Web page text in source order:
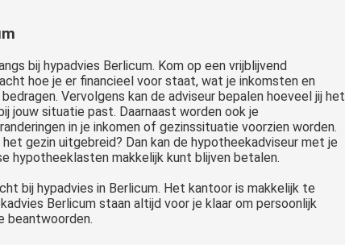
bij hypadvies Berlicum. Kom op een vrijblijvend
hoe je er financieel voor staat, wat je inkomsten en
Vervolgens kan de adviseur bepalen hoeveel jij het
jouw situatie past. Daarnaast worden ook je
in je inkomen of gezinssituatie voorzien worden.
gezin uitgebreid? Dan kan de hypotheekadviseur met je
hypotheeklasten makkelijk kunt blijven betalen.
bij hypadvies in Berlicum. Het kantoor is makkelijk te
Berlicum staan altijd voor je klaar om persoonlijk
beantwoorden.